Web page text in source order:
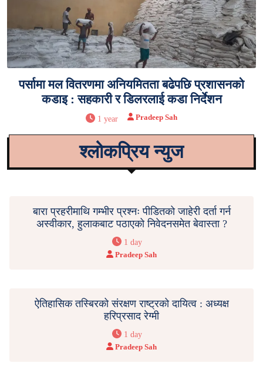
पर्सामा मल वितरणमा अनियमितता बढेपछि प्रशासनको
कडाइ : सहकारी र डिलरलाई कडा निर्देशन
1 year Pradeep Sah
श्लोकप्रिय न्युज
बारा प्रहरीमाथि गम्भीर प्रश्नः पीडितको जाहेरी दर्ता गर्न
अस्वीकार, हुलाकबाट पठाएको निवेदनसमेत बेवास्ता ?
1 day
Pradeep Sah
ऐतिहासिक तस्बिरको संरक्षण राष्ट्रको दायित्व : अध्यक्ष
हरिप्रसाद रेग्मी
1 day
Pradeep Sah